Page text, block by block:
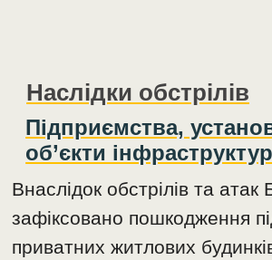
Наслідки обстрілів
Підприємства,
об’єкти
Внаслідок обстрілів та
зафіксовано пошкодження
приватних житлових